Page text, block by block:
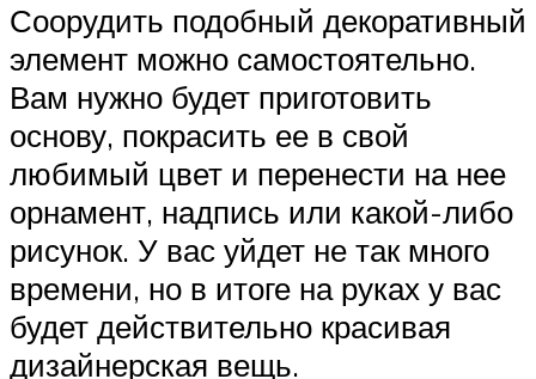
Соорудить подобный декоративный
элемент можно самостоятельно.
Вам нужно будет приготовить
основу, покрасить ее в свой
любимый цвет и перенести на нее
орнамент, надпись или какой-либо
рисунок. У вас уйдет не так много
времени, но в итоге на руках у вас
будет действительно красивая
дизайнерская вещь.